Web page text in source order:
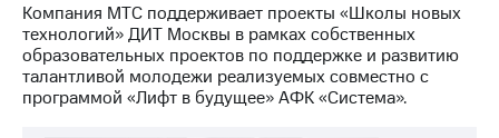
Другое
Регистратор
Реквизиты
Контакты
Компания МТС поддерживает проекты «Школы новых
технологий» ДИТ Москвы в рамках собственных
образовательных проектов по поддержке и развитию
талантливой молодежи реализуемых совместно с
программой «Лифт в будущее» АФК «Система».